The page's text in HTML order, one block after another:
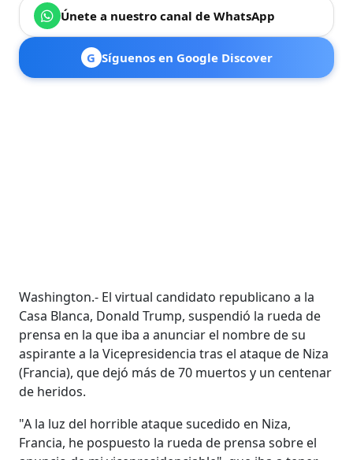
Únete a nuestro canal de WhatsApp
G Síguenos en Google Discover
Washington.- El virtual candidato republicano a la
Casa Blanca, Donald Trump, suspendió la rueda de
prensa en la que iba a anunciar el nombre de su
aspirante a la Vicepresidencia tras el ataque de Niza
(Francia), que dejó más de 70 muertos y un centenar
de heridos.
"A la luz del horrible ataque sucedido en Niza,
Francia, he pospuesto la rueda de prensa sobre el